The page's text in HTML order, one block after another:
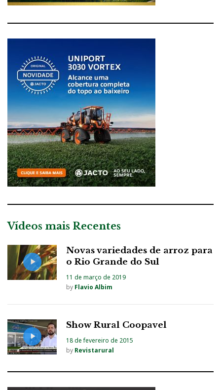
Vídeos mais Recentes
Novas variedades de arroz para
o Rio Grande do Sul
11 de março de 2019
by Flavio Albim
Show Rural Coopavel
18 de fevereiro de 2015
by Revistarural